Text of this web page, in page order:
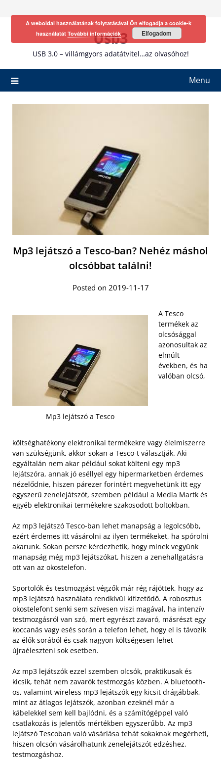
Usb3
USB 3.0 – villámgyors adatátvitel…az olvasóhoz!
Menu
Mp3 lejátszó a Tesco-ban? Nehéz máshol
olcsóbbat találni!
Posted on 2019-11-17
Mp3 lejátszó a Tesco
A Tesco
termékek az
olcsósággal
azonosultak az
elmúlt
években, és ha
valóban olcsó,
költséghatékony elektronikai termékekre vagy élelmiszerre
van szükségünk, akkor sokan a Tesco-t választják. Aki
egyáltalán nem akar például sokat költeni egy mp3
lejátszóra, annak jó eséllyel egy hipermarketben érdemes
nézelődnie, hiszen párezer forintért megvehetünk itt egy
egyszerű zenelejátszót, szemben például a Media Martk és
egyéb elektronikai termékekre szakosodott boltokban.
Az mp3 lejátszó Tesco-ban lehet manapság a legolcsóbb,
ezért érdemes itt vásárolni az ilyen termékeket, ha spórolni
akarunk. Sokan persze kérdezhetik, hogy minek vegyünk
manapság még mp3 lejátszókat, hiszen a zenehallgatásra
ott van az okostelefon.
Sportolók és testmozgást végzők már rég rájöttek, hogy az
mp3 lejátszó használata rendkívül kifizetődő. A robosztus
okostelefont senki sem szívesen viszi magával, ha intenzív
testmozgásról van szó, mert egyrészt zavaró, másrészt egy
koccanás vagy esés során a telefon lehet, hogy el is távozik
az élők sorából és csak nagyon költségesen lehet
újraéleszteni sok esetben.
Az mp3 lejátszók ezzel szemben olcsók, praktikusak és
kicsik, tehát nem zavarók testmozgás közben. A bluetooth-
os, valamint wireless mp3 lejátszók egy kicsit drágábbak,
mint az átlagos lejátszók, azonban ezeknél már a
kábelekkel sem kell bajlódni, és a számítógéppel való
csatlakozás is jelentős mértékben egyszerűbb. Az mp3
lejátszó Tescoban való vásárlása tehát sokaknak megérheti,
hiszen olcsón vásárolhatunk zenelejátszót edzéshez,
testmozgáshoz.
A weboldal használatának folytatásával Ön elfogadja a cookie-k
használatát További információk Elfogadom